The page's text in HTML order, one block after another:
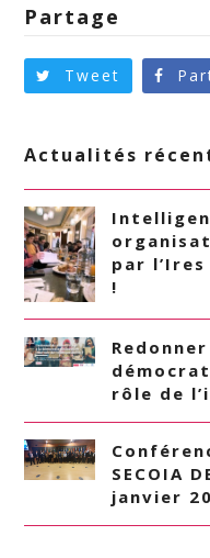
Partage
Tweet
Actualités
par
!
rôle de
SECOIA
janvier